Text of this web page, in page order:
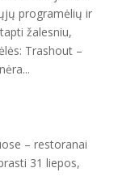
programėlių ir
žalesniu,
Trashout –
– restoranai
31 liepos,